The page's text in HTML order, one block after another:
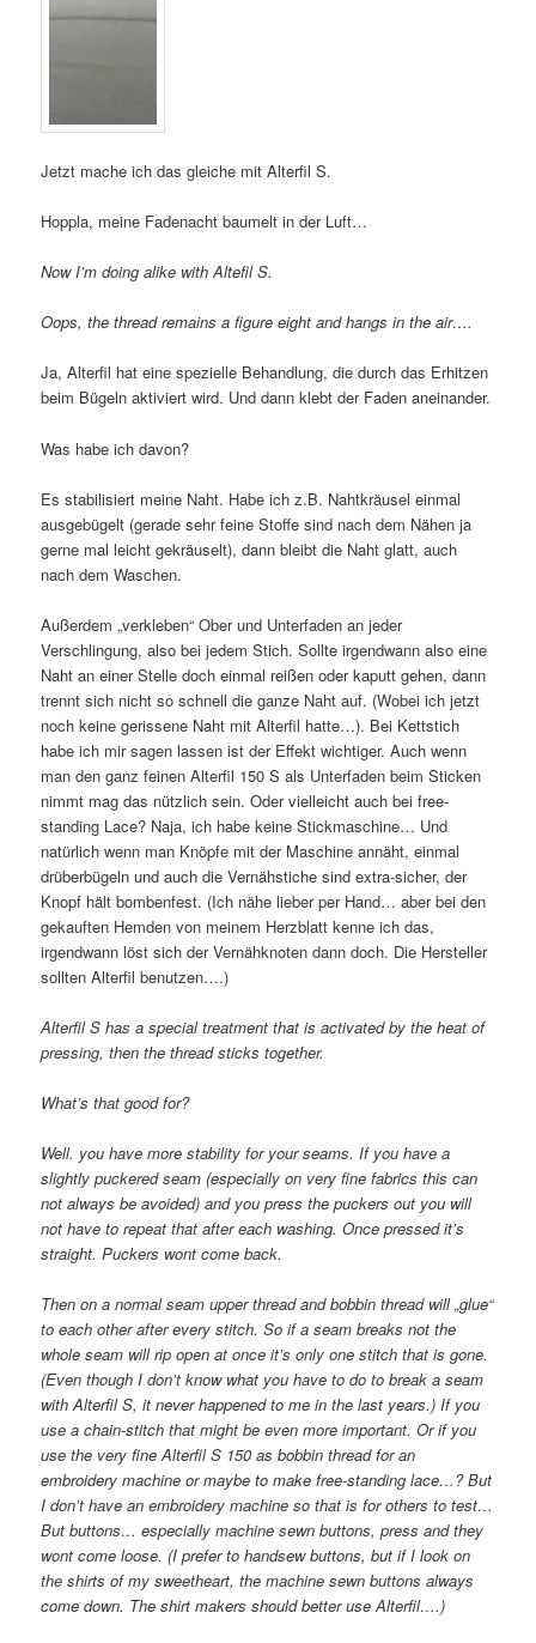
Jetzt mache ich das gleiche mit Alterfil S.
Hoppla, meine Fadenacht baumelt in der Luft…
Now I’m doing alike with Altefil S.
Oops, the thread remains a figure eight and hangs in the air….
Ja, Alterfil hat eine spezielle Behandlung, die durch das Erhitzen
beim Bügeln aktiviert wird. Und dann klebt der Faden aneinander.
Was habe ich davon?
Es stabilisiert meine Naht. Habe ich z.B. Nahtkräusel einmal
ausgebügelt (gerade sehr feine Stoffe sind nach dem Nähen ja
gerne mal leicht gekräuselt), dann bleibt die Naht glatt, auch
nach dem Waschen.
Außerdem „verkleben“ Ober und Unterfaden an jeder
Verschlingung, also bei jedem Stich. Sollte irgendwann also eine
Naht an einer Stelle doch einmal reißen oder kaputt gehen, dann
trennt sich nicht so schnell die ganze Naht auf. (Wobei ich jetzt
noch keine gerissene Naht mit Alterfil hatte…). Bei Kettstich
habe ich mir sagen lassen ist der Effekt wichtiger. Auch wenn
man den ganz feinen Alterfil 150 S als Unterfaden beim Sticken
nimmt mag das nützlich sein. Oder vielleicht auch bei free-
standing Lace? Naja, ich habe keine Stickmaschine… Und
natürlich wenn man Knöpfe mit der Maschine annäht, einmal
drüberbügeln und auch die Vernähstiche sind extra-sicher, der
Knopf hält bombenfest. (Ich nähe lieber per Hand… aber bei den
gekauften Hemden von meinem Herzblatt kenne ich das,
irgendwann löst sich der Vernähknoten dann doch. Die Hersteller
sollten Alterfil benutzen….)
Alterfil S has a special treatment that is activated by the heat of
pressing, then the thread sticks together.
What’s that good for?
Well. you have more stability for your seams. If you have a
slightly puckered seam (especially on very fine fabrics this can
not always be avoided) and you press the puckers out you will
not have to repeat that after each washing. Once pressed it’s
straight. Puckers wont come back.
Then on a normal seam upper thread and bobbin thread will „glue“
to each other after every stitch. So if a seam breaks not the
whole seam will rip open at once it’s only one stitch that is gone.
(Even though I don’t know what you have to do to break a seam
with Alterfil S, it never happened to me in the last years.) If you
use a chain-stitch that might be even more important. Or if you
use the very fine Alterfil S 150 as bobbin thread for an
embroidery machine or maybe to make free-standing lace…? But
I don’t have an embroidery machine so that is for others to test…
But buttons… especially machine sewn buttons, press and they
wont come loose. (I prefer to handsew buttons, but if I look on
the shirts of my sweetheart, the machine sewn buttons always
come down. The shirt makers should better use Alterfil….)